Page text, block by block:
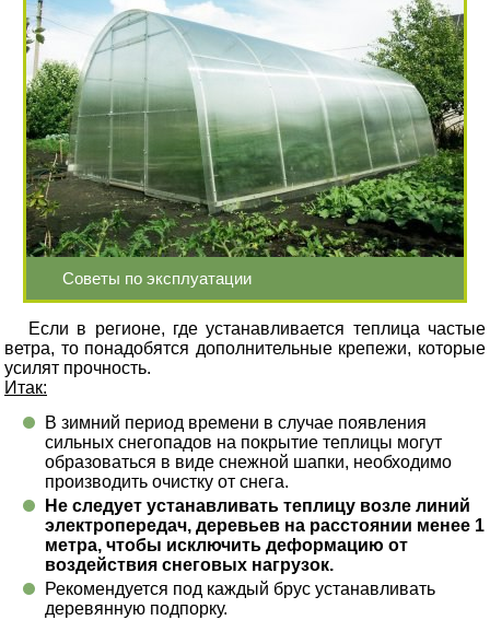
Советы по эксплуатации
Если в регионе, где устанавливается теплица частые
ветра, то понадобятся дополнительные крепежи, которые
усилят прочность.
Итак:
В зимний период времени в случае появления
сильных снегопадов на покрытие теплицы могут
образоваться в виде снежной шапки, необходимо
производить очистку от снега.
Не следует устанавливать теплицу возле линий
электропередач, деревьев на расстоянии менее 1
метра, чтобы исключить деформацию от
воздействия снеговых нагрузок.
Рекомендуется под каждый брус устанавливать
деревянную подпорку.